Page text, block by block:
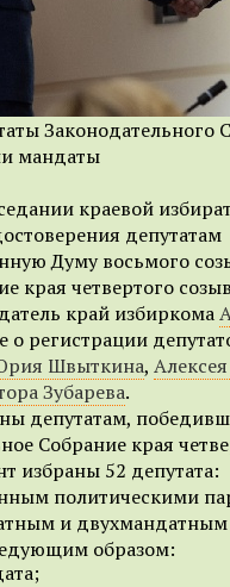
Законодательного
мандаты
краевой
депутатам
Думу восьмого
края четвертого
край избиркома
о регистрации
Швыткина,
Зубарева.
депутатам,
Собрание края
избраны 52 депутата:
политическими
и двухмандатным
образом: